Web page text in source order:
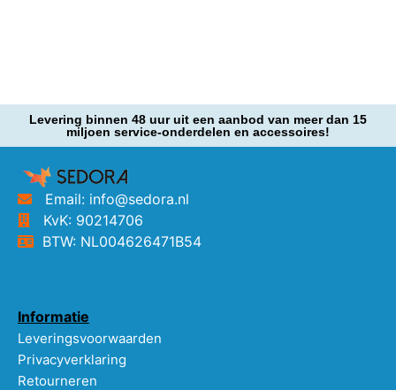
Levering binnen 48 uur uit een aanbod van meer dan 15
miljoen service-onderdelen en accessoires!
Email: info@sedora.nl
KvK: 90214706
BTW: NL004626471B54
Informatie
Leveringsvoorwaarden
Privacyverklaring
Retourneren